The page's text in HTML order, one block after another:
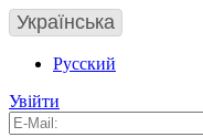
Українська
Русский
Увійти